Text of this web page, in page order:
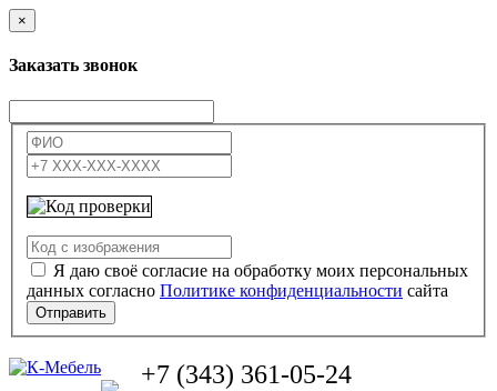
×
Заказать звонок
Я даю своё согласие на обработку моих персональных
данных согласно Политике конфиденциальности сайта
Отправить
+7 (343) 361-05-24